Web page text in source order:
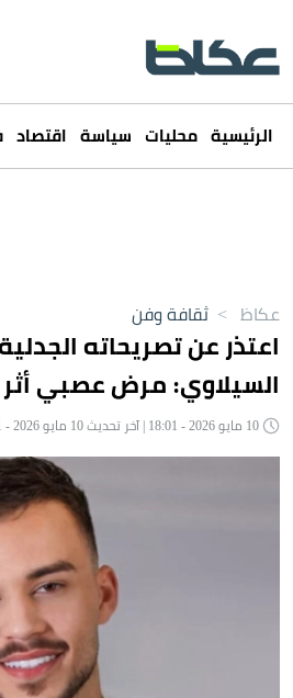
الرئيسية محليات سياسة اقتصاد
عكاظ > ثقافة وفن
اعتذر عن تصريحاته
السيلاوي: مرض عصبي